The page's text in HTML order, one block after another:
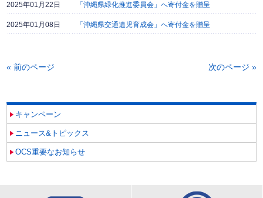
2025年01月22日 「沖縄県緑化推進委員会」へ寄付金を贈呈
2025年01月08日 「沖縄県交通遺児育成会」へ寄付金を贈呈
« 前のページ 次のページ »
キャンペーン
ニュース&トピックス
OCS重要なお知らせ